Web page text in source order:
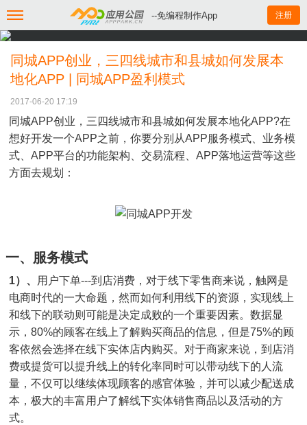
--免编程制作App 注册
同城APP创业，三四线城市和县城如何发展本
地化APP | 同城APP盈利模式
2017-06-20 17:19
同城APP创业，三四线城市和县城如何发展本地化APP?在
想好开发一个APP之前，你要分别从APP服务模式、业务模
式、APP平台的功能架构、交易流程、APP落地运营等这些
方面去规划：
一、服务模式
1）、
用户下单---到店消费，对于线下零售商来说，触网是
电商时代的一大命题，然而如何利用线下的资源，实现线上
和线下的联动则可能是决定成败的一个重要因素。数据显
示，80%的顾客在线上了解购买商品的信息，但是75%的顾
客依然会选择在线下实体店内购买。对于商家来说，到店消
费或提货可以提升线上的转化率同时可以带动线下的人流
量，不仅可以继续体现顾客的感官体验，并可以减少配送成
本，极大的丰富用户了解线下实体销售商品以及活动的方
式。